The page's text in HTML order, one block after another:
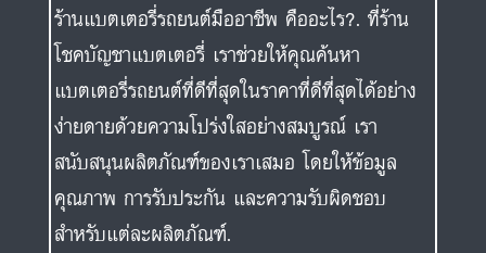
ร้านแบตเตอรี่รถยนต์มืออาชีพ คืออะไร?. ที่ร้าน
โชคบัญชาแบตเตอรี่ เราช่วยให้คุณค้นหา
แบตเตอรี่รถยนต์ที่ดีที่สุดในราคาที่ดีที่สุดได้อย่าง
ง่ายดายด้วยความโปร่งใสอย่างสมบูรณ์ เรา
สนับสนุนผลิตภัณฑ์ของเราเสมอ โดยให้ข้อมูล
คุณภาพ การรับประกัน และความรับผิดชอบ
สำหรับแต่ละผลิตภัณฑ์.